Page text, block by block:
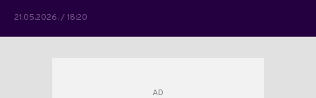
21.05.2026. / 18:20